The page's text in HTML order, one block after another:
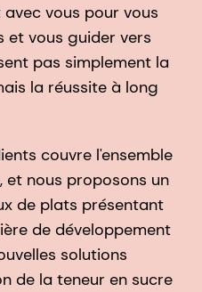
vous pour vous
et vous guider vers
pas simplement la
la réussite à long
couvre l'ensemble
et nous proposons un
de plats présentant
de développement
solutions
de la teneur en sucre